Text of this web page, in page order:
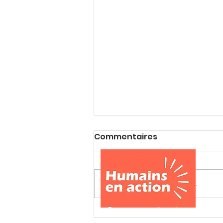
Citation du jour
Commentaires
Rédigez un commentaire...
Devenez partenaire,